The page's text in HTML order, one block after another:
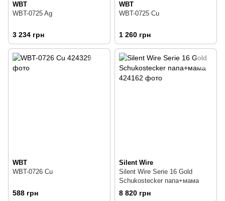
WBT
WBT-0725 Ag
3 234 грн
WBT
WBT-0725 Cu
1 260 грн
WBT
WBT-0726 Cu
588 грн
Silent Wire
Silent Wire Serie 16 Gold
Schukostecker папа+мама
8 820 грн